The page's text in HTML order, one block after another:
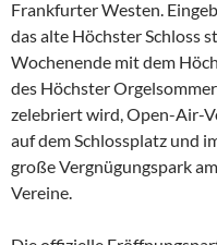
Frankfurter Westen.
das alte Höchster Schloss
Wochenende mit dem
des Höchster
zelebriert wird, Open-Air-
auf dem Schlossplatz und
große Vergnügungspark
Vereine.